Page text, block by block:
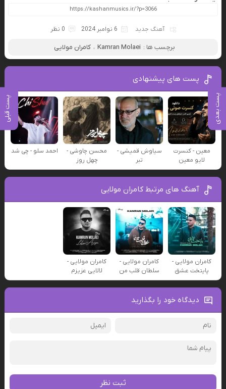
پست بعدی پست قبلی
آهنگ جدید 6 نوامبر 2024 0 نظر
برچسب ها : Kamran Molaei ، کامران مولایی
پست های پیشنهادی
معین - کنسرت
لایو معین
سیاوش قمیشی -
تبر
محسن چاوشی -
چهل روز
احمد سلو - چی شد
آهنگ های مرتبط کامران مولایی
کامران مولایی -
پایتخت عشق
کامران مولایی -
سلطان قلب من
کامران مولایی -
لالایی عزیزم‌
دیدگاه خود را بگذارید
ثبت نظر